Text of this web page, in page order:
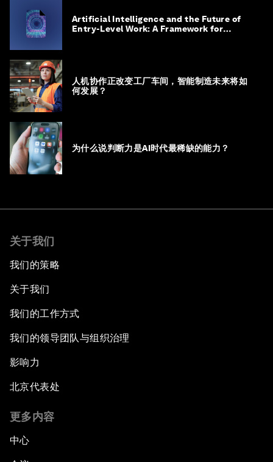
Artificial Intelligence and the Future of
Entry-Level Work: A Framework for
人机协作正改变工厂车间，智能制造未来将如
何发展？
为什么说判断力是AI时代最稀缺的能力？
关于我们
我们的策略
关于我们
我们的工作方式
我们的领导团队与组织治理
影响力
北京代表处
更多内容
中心